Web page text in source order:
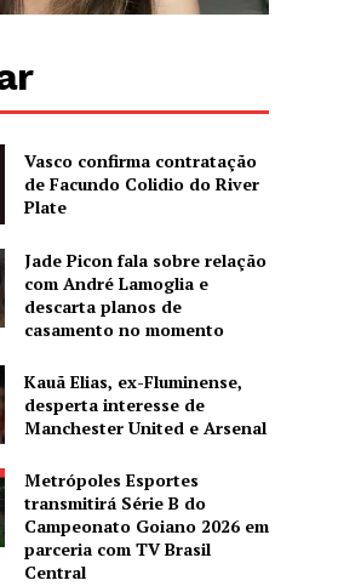
Vasco confirma contratação
de Facundo Colidio do River
Plate
Jade Picon fala sobre relação
com André Lamoglia e
descarta planos de
casamento no momento
Kauã Elias, ex-Fluminense,
desperta interesse de
Manchester United e Arsenal
Metrópoles Esportes
transmitirá Série B do
Campeonato Goiano 2026 em
parceria com TV Brasil
Central